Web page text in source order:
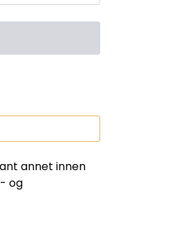
annet innen
og